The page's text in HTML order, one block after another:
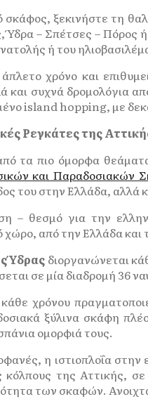
σκάφος, ξεκινήστε τη
Ύδρα – Σπέτσες – Πόρος
ή του
χρόνο και
και συχνά δρομολόγια
island hopping, με
Ρεγκάτες της
τα πιο όμορφα
και Παραδοσιακών
του στην Ελλάδα, αλλά
– θεσμό για την
χώρο, από την Ελλάδα
Ύδρας διοργανώνεται
σε μία διαδρομή 36
χρόνου
ξύλινα σκάφη
ομορφιά τους.
η ιστιοπλοΐα
κόλπους της Αττικής,
των σκαφών.